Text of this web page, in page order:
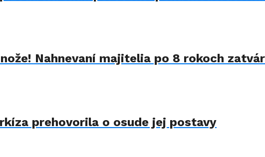
Nahnevaní majitelia po 8 rokoch
prehovorila o osude jej postavy